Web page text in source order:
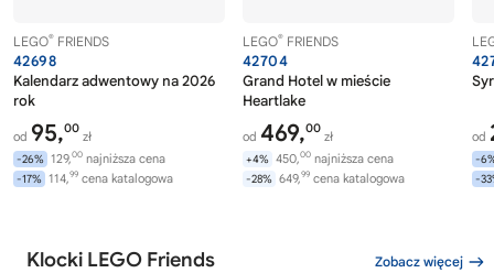
LEGO® FRIENDS
42698
Kalendarz adwentowy na 2026
rok
od 95,00
zł
-26% 129,00 najniższa cena
-17% 114,99 cena katalogowa
LEGO® FRIENDS
42704
Grand Hotel w mieście
Heartlake
od 469,00
zł
+4% 450,00 najniższa cena
-28% 649,99 cena katalogowa
od
-
-
Klocki LEGO Friends Zobacz więcej